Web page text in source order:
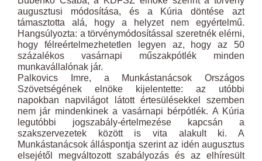
augusztusi módosítása, és a Kúria döntése azt
támasztotta alá, hogy a helyzet nem egyértelmű.
Hangsúlyozta: a törvénymódosítással szeretnék elérni,
hogy félreértelmezhetetlen legyen az, hogy az 50
százalékos vasárnapi műszakpótlék minden
munkavállalónak jár.
Palkovics Imre, a Munkástanácsok Országos
Szövetségének elnöke kijelentette: az utóbbi
napokban napvilágot látott értesülésekkel szemben
nem jár mindenkinek a vasárnapi bérpótlék. A Kúria
legutóbbi jogszabály-értelmezése kapcsán a
szakszervezetek között is vita alakult ki. A
Munkástanácsok álláspontja szerint az idén augusztus
elsejétől megváltozott szabályozás és az elhíresült